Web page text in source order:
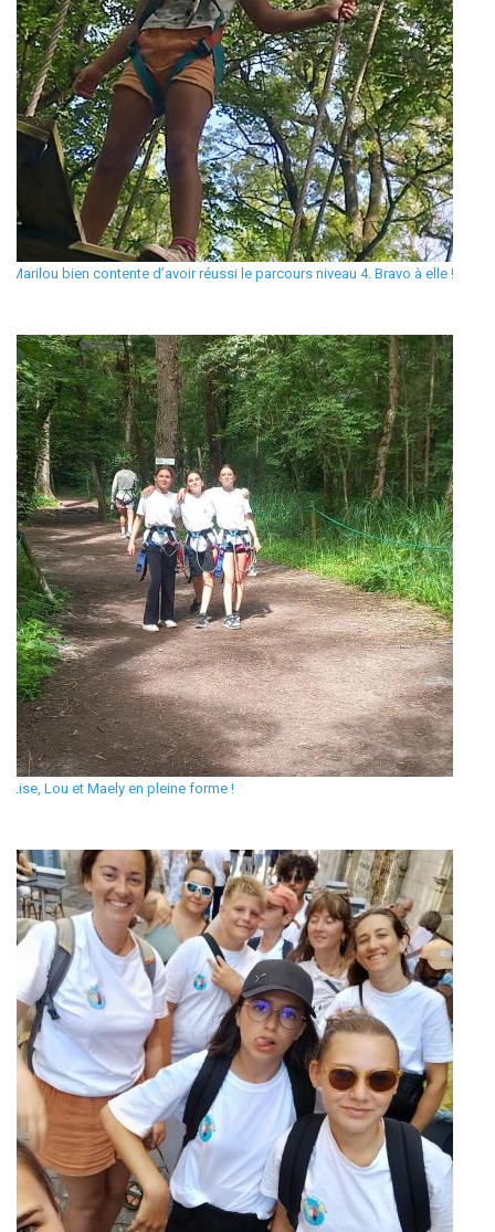
Marilou bien contente d’avoir réussi le parcours niveau 4. Bravo à elle !
Lise, Lou et Maely en pleine forme !